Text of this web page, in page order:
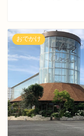
おでかけ